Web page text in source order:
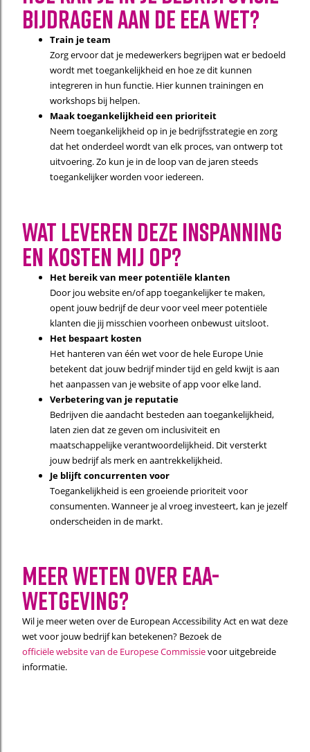
bijdragen aan de eea wet?
Train je team
Zorg ervoor dat je medewerkers begrijpen wat er bedoeld
wordt met toegankelijkheid en hoe ze dit kunnen
integreren in hun functie. Hier kunnen trainingen en
workshops bij helpen.
Maak toegankelijkheid een prioriteit
Neem toegankelijkheid op in je bedrijfsstrategie en zorg
dat het onderdeel wordt van elk proces, van ontwerp tot
uitvoering. Zo kun je in de loop van de jaren steeds
toegankelijker worden voor iedereen.
Wat leveren deze inspanning
en kosten mij op?
Het bereik van meer potentiële klanten
Door jou website en/of app toegankelijker te maken,
opent jouw bedrijf de deur voor veel meer potentiële
klanten die jij misschien voorheen onbewust uitsloot.
Het bespaart kosten
Het hanteren van één wet voor de hele Europe Unie
betekent dat jouw bedrijf minder tijd en geld kwijt is aan
het aanpassen van je website of app voor elke land.
Verbetering van je reputatie
Bedrijven die aandacht besteden aan toegankelijkheid,
laten zien dat ze geven om inclusiviteit en
maatschappelijke verantwoordelijkheid. Dit versterkt
jouw bedrijf als merk en aantrekkelijkheid.
Je blijft concurrenten voor
Toegankelijkheid is een groeiende prioriteit voor
consumenten. Wanneer je al vroeg investeert, kan je jezelf
onderscheiden in de markt.
Meer weten over EAA-
WEtgeving?
Wil je meer weten over de European Accessibility Act en wat deze
wet voor jouw bedrijf kan betekenen? Bezoek de
officiële website van de Europese Commissievoor uitgebreide
informatie.